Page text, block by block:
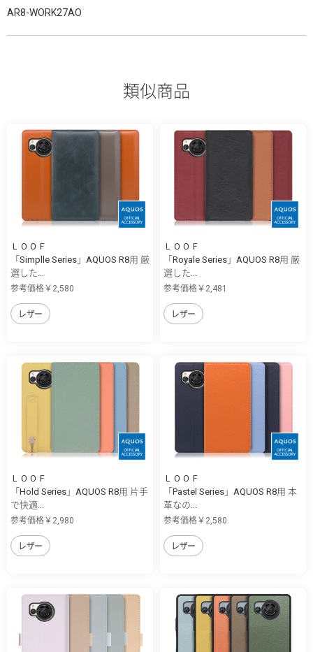
AR8-WORK27AO
類似商品
ＬＯＯＦ
「Simplle Series」AQUOS R8用 厳
選した...
参考価格￥2,580
レザー
ＬＯＯＦ
「Royale Series」AQUOS R8用 厳
選した...
参考価格￥2,481
レザー
ＬＯＯＦ
「Hold Series」AQUOS R8用 片手
で快適...
参考価格￥2,980
レザー
ＬＯＯＦ
「Pastel Series」AQUOS R8用 本
革なの...
参考価格￥2,580
レザー